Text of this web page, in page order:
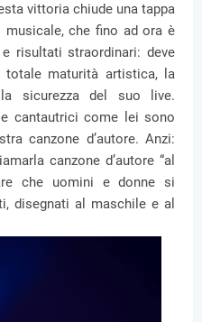
vittoria chiude una tappa
che fino ad ora è
risultati straordinari: deve
totale maturità artistica, la
sicurezza del suo live.
cantautrici come lei sono
canzone d’autore. Anzi:
canzone d’autore “al
che uomini e donne si
disegnati al maschile e al